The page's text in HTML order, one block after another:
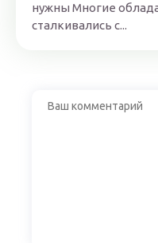
нужны Многие
сталкивались c...